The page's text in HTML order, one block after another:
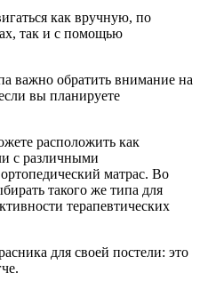
как вручную, по
так и с помощью
важно обратить внимание на
вы планируете
расположить как
с различными
матрас. Во
такого же типа для
терапевтических
для своей постели: это